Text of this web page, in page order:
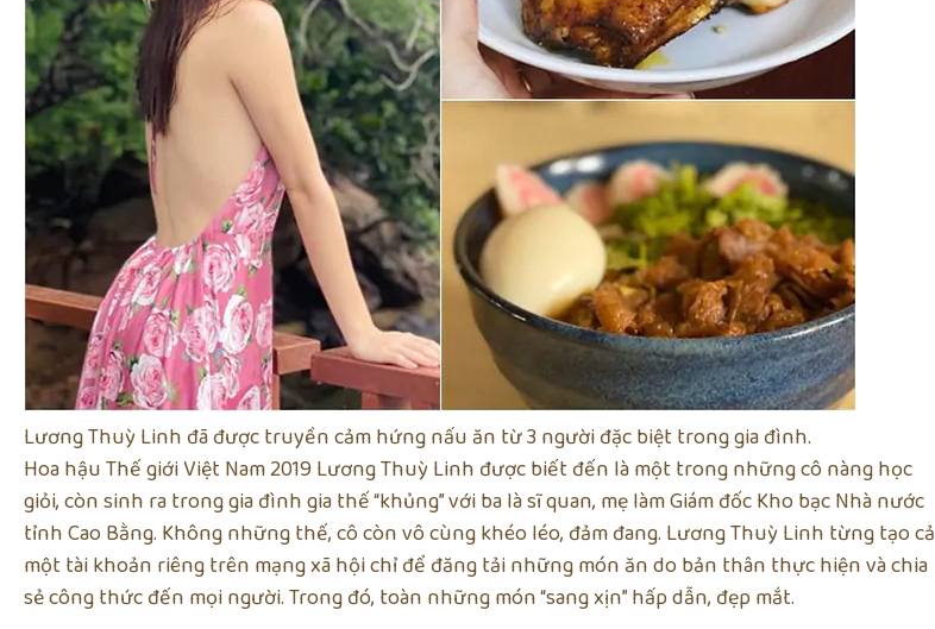
Lương Thuỳ Linh đã được truyền cảm hứng nấu ăn từ 3 người đặc biệt trong gia đình.
Hoa hậu Thế giới Việt Nam 2019 Lương Thuỳ Linh được biết đến là một trong những cô nàng học
giỏi, còn sinh ra trong gia đình gia thế “khủng” với ba là sĩ quan, mẹ làm Giám đốc Kho bạc Nhà nước
tỉnh Cao Bằng. Không những thế, cô còn vô cùng khéo léo, đảm đang. Lương Thuỳ Linh từng tạo cả
một tài khoản riêng trên mạng xã hội chỉ để đăng tải những món ăn do bản thân thực hiện và chia
sẻ công thức đến mọi người. Trong đó, toàn những món “sang xịn” hấp dẫn, đẹp mắt.